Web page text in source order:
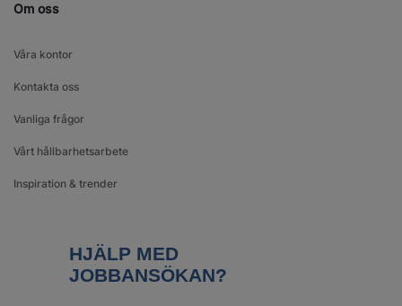
Om oss
Våra kontor
Kontakta oss
Vanliga frågor
Vårt hållbarhetsarbete
Inspiration & trender